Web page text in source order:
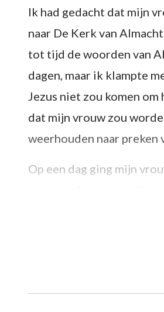
Ik had gedacht dat mijn
naar De Kerk van
tot tijd de woorden van
dagen, maar ik klampte
Jezus niet zou komen
dat mijn vrouw zou
weerhouden naar preken
Op een dag ging mijn
Almachtige God te
Mijn vrouw zei niets